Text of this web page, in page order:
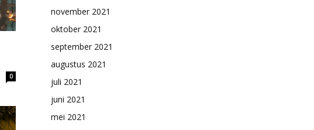
0
november 2021
oktober 2021
september 2021
augustus 2021
juli 2021
juni 2021
mei 2021